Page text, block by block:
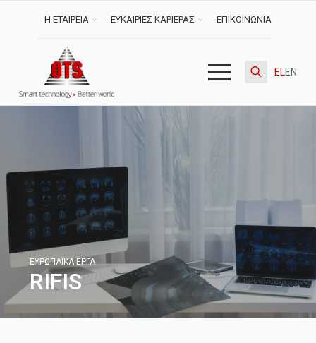
Η ΕΤΑΙΡΕΙΑ ΕΥΚΑΙΡΙΕΣ ΚΑΡΙΕΡΑΣ ΕΠΙΚΟΙΝΩΝΙΑ
for:
ELEN
ΕΥΡΩΠΑΪΚΆ ΈΡΓΑ
RIFIS